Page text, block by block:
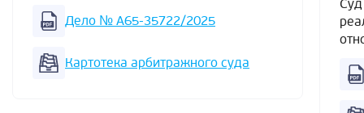
Дело № А65-35722/2025
Картотека арбитражного суда